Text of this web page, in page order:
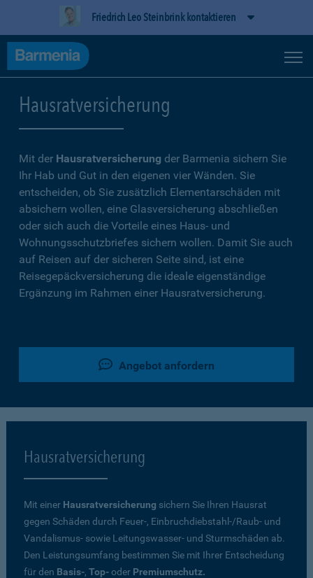
Friedrich Leo Steinbrink kontaktieren
Hausratversicherung
Mit der Hausratversicherung der Barmenia sichern Sie
Ihr Hab und Gut in den eigenen vier Wänden. Sie
entscheiden, ob Sie zusätzlich Elementarschäden mit
absichern wollen, eine Glasversicherung abschließen
oder sich auch die Vorteile eines Haus- und
Wohnungsschutzbriefes sichern wollen. Damit Sie auch
auf Reisen auf der sicheren Seite sind, ist eine
Reisegepäckversicherung die ideale eigenständige
Ergänzung im Rahmen einer Hausratversicherung.
Angebot anfordern
Hausratversicherung
Mit einer Hausratversicherung sichern Sie Ihren Hausrat
gegen Schäden durch Feuer-, Einbruchdiebstahl-/Raub- und
Vandalismus- sowie Leitungswasser- und Sturmschäden ab.
Den Leistungsumfang bestimmen Sie mit Ihrer Entscheidung
für den Basis-, Top-oder Premiumschutz.